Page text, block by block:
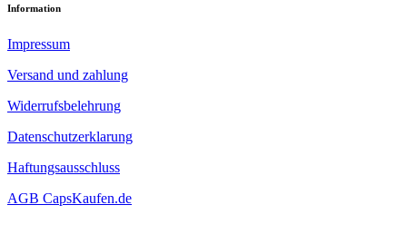
Information
Impressum
Versand und zahlung
Widerrufsbelehrung
Datenschutzerklarung
Haftungsausschluss
AGB CapsKaufen.de